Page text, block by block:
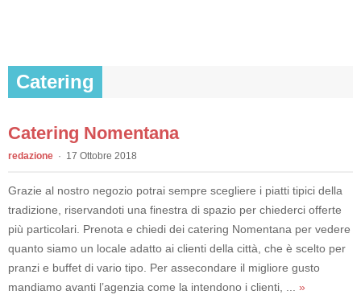
Catering
Catering Nomentana
redazione 17 Ottobre 2018
Grazie al nostro negozio potrai sempre scegliere i piatti tipici della
tradizione, riservandoti una finestra di spazio per chiederci offerte
più particolari. Prenota e chiedi dei catering Nomentana per vedere
quanto siamo un locale adatto ai clienti della città, che è scelto per
pranzi e buffet di vario tipo. Per assecondare il migliore gusto
mandiamo avanti l’agenzia come la intendono i clienti, ... »